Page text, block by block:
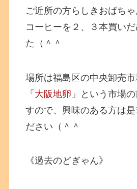
ご近所の方らしきおばち
コーヒーを２、３本買い
た（＾＾
場所は福島区の中央卸売
「 大阪地卵 」という市場
すので、興味のある方は是
ださい（＾＾
《過去のどぎゃん》